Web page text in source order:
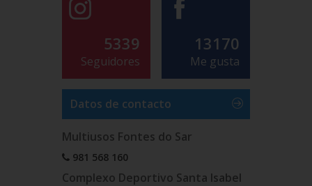
5339
Seguidores
13170
Me gusta
Datos de contacto
Multiusos Fontes do Sar
981 568 160
Complexo Deportivo Santa Isabel